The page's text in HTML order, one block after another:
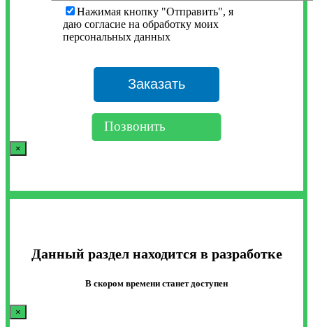
Нажимая кнопку "Отправить", я
даю согласие на обработку моих
персональных данных
Позвонить
×
Данный раздел находится в разработке
В скором времени станет доступен
×